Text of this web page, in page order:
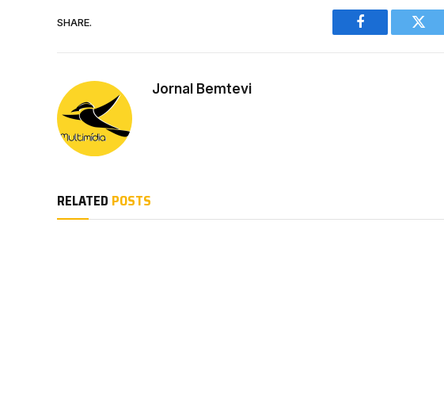
SHARE.
Facebook
Jornal Bemtevi
RELATED POSTS